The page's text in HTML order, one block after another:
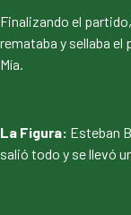
Finalizando el
remataba y sellaba el
Mía.
La Figura: Esteban
salió todo y se llevó